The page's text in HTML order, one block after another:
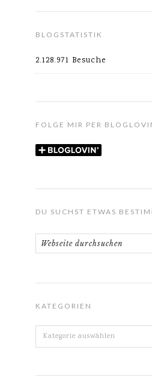
BLOGSTATISTIK
2.128.971 Besuche
FOLGE MIR PER
DU SUCHST ETWAS
KATEGORIEN
Kategorien